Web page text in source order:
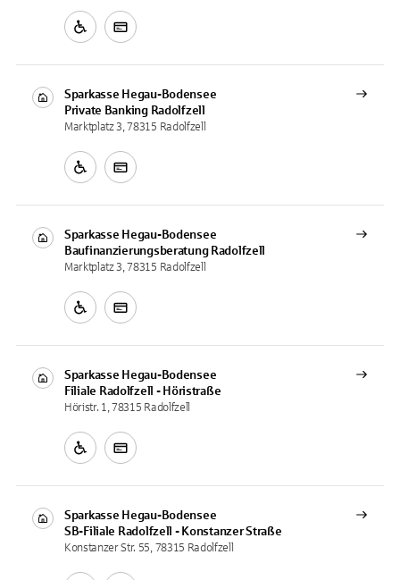
Sparkasse Hegau-Bodensee
Private Banking Radolfzell
Marktplatz 3, 78315 Radolfzell
Sparkasse Hegau-Bodensee
Baufinanzierungsberatung Radolfzell
Marktplatz 3, 78315 Radolfzell
Sparkasse Hegau-Bodensee
Filiale Radolfzell - Höristraße
Höristr. 1, 78315 Radolfzell
Sparkasse Hegau-Bodensee
SB-Filiale Radolfzell - Konstanzer Straße
Konstanzer Str. 55, 78315 Radolfzell